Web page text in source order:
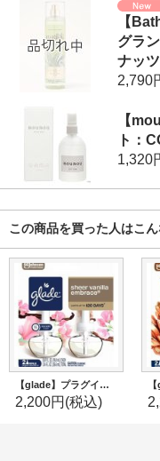
【
グラ
ナッツ
2,790
【
ト：
1,320
この商品を買った人はこ
【glade】プラグインオイルリフィル(2個入)：シアーバニラエンブレース
2,200円(税込)